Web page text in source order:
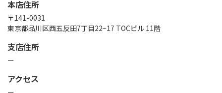
本店住所
〒141-0031
東京都品川区西五反田7丁目22−17 TOCビル 11階
支店住所
ー
アクセス